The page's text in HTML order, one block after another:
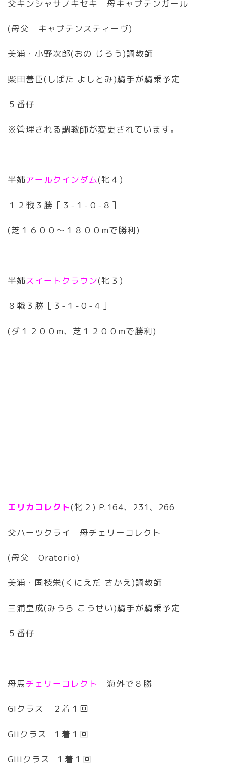
父キンシャサノキセキ 母キャプテンガール
(母父 キャプテンスティーヴ)
美浦・小野次郎(おの じろう)調教師
柴田善臣(しばた よしとみ)騎手が騎乗予定
５番仔
※管理される調教師が変更されています。
半姉アールクインダム(牝４)
１２戦３勝［３-１-０-８］
(芝１６００〜１８００mで勝利)
半姉スイートクラウン(牝３)
８戦３勝［３-１-０-４］
(ダ１２００m、芝１２００mで勝利)
エリカコレクト(牝２) P.164、231、266
父ハーツクライ 母チェリーコレクト
(母父 Oratorio)
美浦・国枝栄(くにえだ さかえ)調教師
三浦皇成(みうら こうせい)騎手が騎乗予定
５番仔
母馬チェリーコレクト 海外で８勝
GIクラス ２着１回
GIIクラス １着１回
GIIIクラス １着１回